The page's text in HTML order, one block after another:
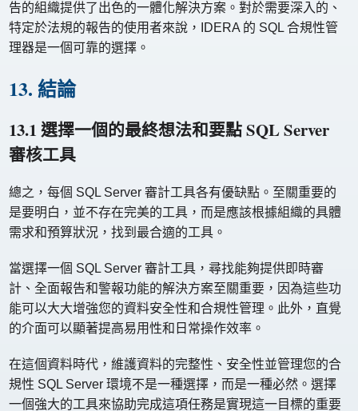
告的組織提供了出色的一體化解決方案。對於需要深入的、
特定於法規的報告的使用者來說，IDERA 的 SQL 合規性管
理器是一個可靠的選擇。
13. 結論
13.1 選擇一個的最終想法和要點 SQL Server
審核工具
總之，每個 SQL Server 審計工具各有優缺點。至關重要的
是要明白，並不存在完美的工具，而是應該根據組織的具體
需求和預算狀況，找到最合適的工具。
當選擇一個 SQL Server 審計工具，尋找能夠提供即時審
計、全面報告和警報功能的解決方案至關重要，因為這些功
能可以大大增強您的資料安全性和合規性管理。此外，直覺
的介面可以顯著提高易用性和日常操作效率。
在這個資料時代，維護資料的完整性、安全性並管理您的合
規性 SQL Server 環境不是一種選擇，而是一種必然。選擇
一個強大的工具來協助完成這項任務是實現這一目標的重要